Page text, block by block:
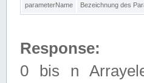
parameterName Bezeichnung des
Response:
0 bis n